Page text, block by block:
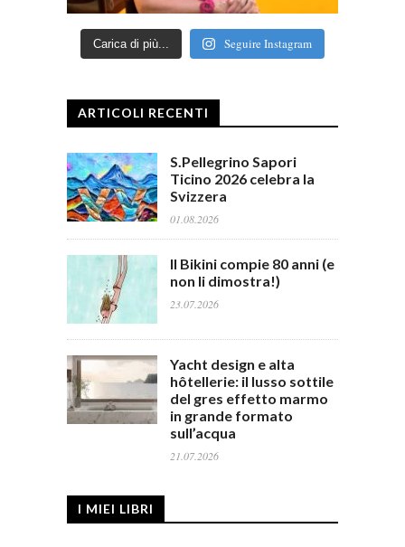
Carica di più... Seguire Instagram
ARTICOLI RECENTI
S.Pellegrino Sapori
Ticino 2026 celebra la
Svizzera
01.08.2026
Il Bikini compie 80 anni (e
non li dimostra!)
23.07.2026
Yacht design e alta
hôtellerie: il lusso sottile
del gres effetto marmo
in grande formato
sull’acqua
21.07.2026
I MIEI LIBRI